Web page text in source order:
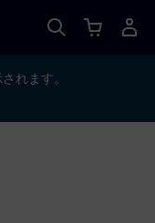
れます。